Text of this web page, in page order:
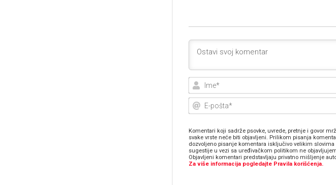
Komentari koji sadrže psovke, uvrede, pretnje i govor
svake vrste neće biti objavljeni. Prilikom pisanja
dozvoljeno pisanje komentara isključivo velikim
sugestije u vezi sa uređivačkom politikom ne
Objavljeni komentari predstavljaju privatno mišljenje
Za više informacija pogledajte Pravila korišćenja.